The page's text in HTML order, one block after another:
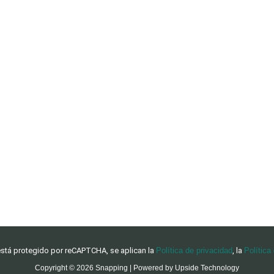
protegido por reCAPTCHA, se aplican la Política de privacidad, la Política
Copyright © 2026 Snapping | Powered by Upside Technology